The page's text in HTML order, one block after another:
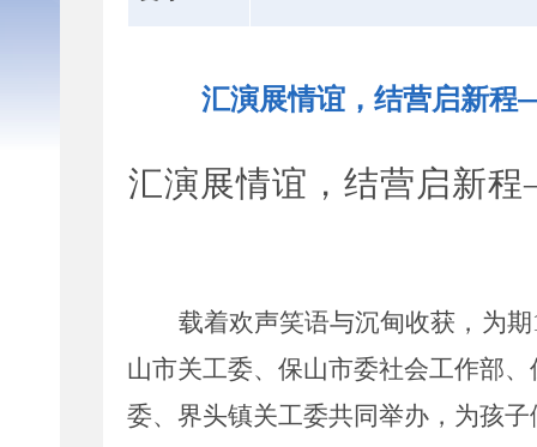
汇演展情谊，结营启新
汇演展情谊，结营启新程
载着欢声笑语与沉甸收获，为期
山市关工委、保山市委社会工作部
委、界头镇关工委共同举办，为孩